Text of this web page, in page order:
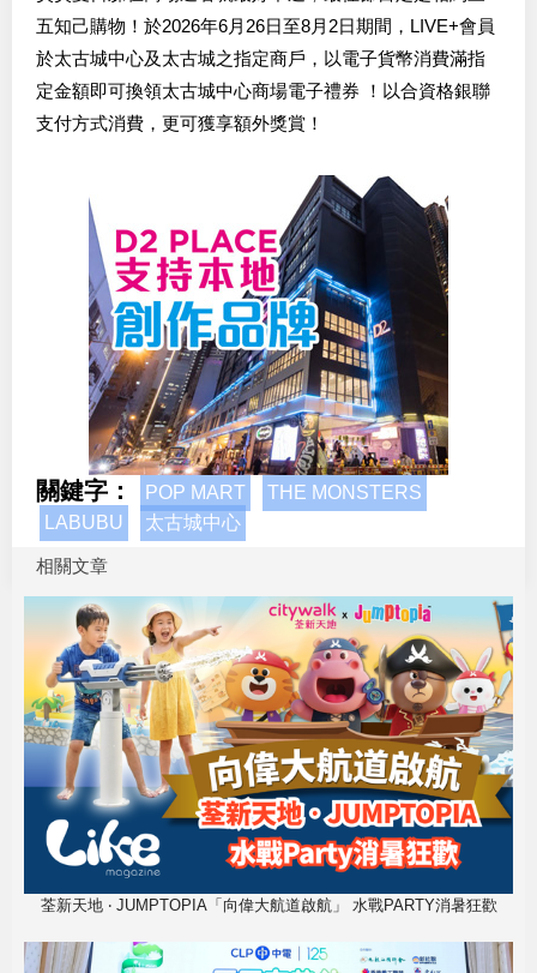
五知己購物！於2026年6月26日至8月2日期間，LIVE+會員
於太古城中心及太古城之指定商戶，以電子貨幣消費滿指
定金額即可換領太古城中心商場電子禮券 ！以合資格銀聯
支付方式消費，更可獲享額外獎賞！
關鍵字： POP MART
THE MONSTERS
LABUBU
太古城中心
相關文章
荃新天地 ‧ JUMPTOPIA「向偉大航道啟航」 水戰PARTY消暑狂歡